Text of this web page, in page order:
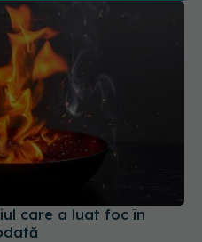
care a luat foc în